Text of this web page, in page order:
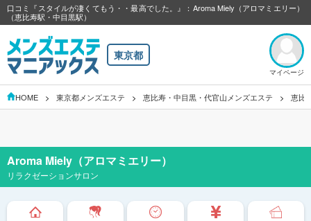
口コミ『スタイルが凄くてもう・・最高でした。』：Aroma Miely（アロマミエリー）
（恵比寿駅・中目黒駅）
東京都
マイページ
HOME 東京都メンズエステ 恵比寿・中目黒・代官山メンズエステ 恵比
Aroma Miely（アロマミエリー）
リラクゼーションサロン